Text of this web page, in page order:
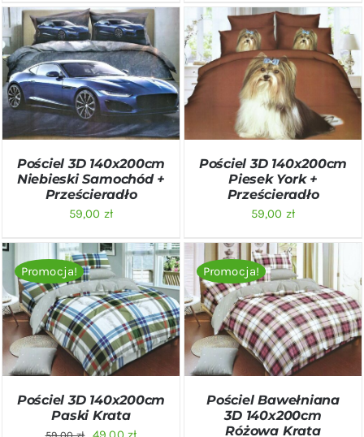
DODAJ DO KOSZYKA
/
SZCZEGÓŁY
Pościel 3D 140x200cm
Niebieski Samochód +
Prześcieradło
59,00 zł
DODAJ DO KOSZYKA
/
SZCZEGÓŁY
Pościel 3D 140x200cm
Piesek York +
Prześcieradło
59,00 zł
Promocja!
DODAJ DO KOSZYKA
/
SZCZEGÓŁY
Pościel 3D 140x200cm
Paski Krata
59,00zł
PierwotnaAktualna
Promocja!
DODAJ DO KOSZYKA
/
SZCZEGÓŁY
Pościel Bawełniana
3D 140x200cm
Różowa Krata